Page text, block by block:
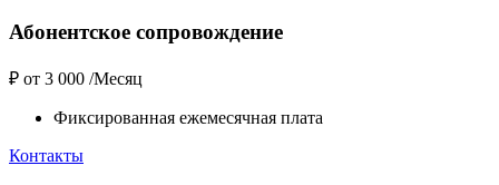
Абонентское сопровождение
₽ от 3 000 /Месяц
Фиксированная ежемесячная плата
Контакты